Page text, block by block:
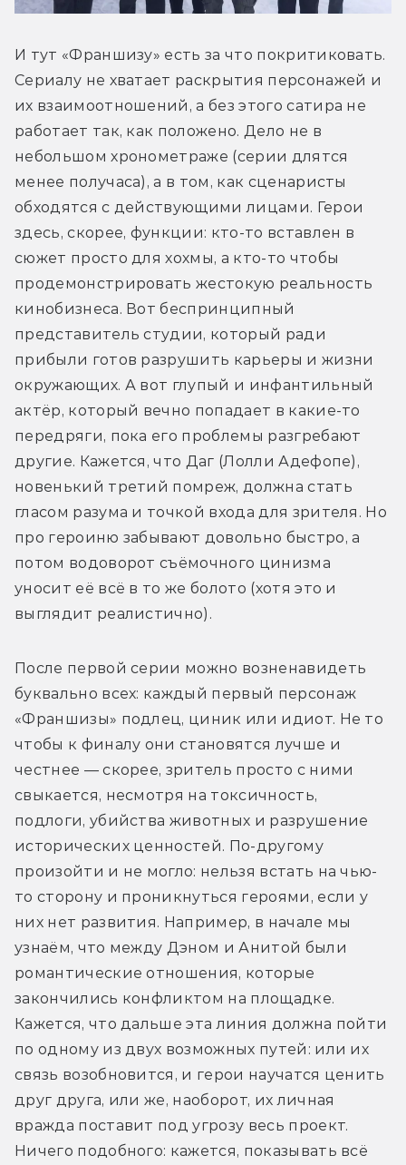
И тут «Франшизу» есть за что покритиковать.
Сериалу не хватает раскрытия персонажей и
их взаимоотношений, а без этого сатира не
работает так, как положено. Дело не в
небольшом хронометраже (серии длятся
менее получаса), а в том, как сценаристы
обходятся с действующими лицами. Герои
здесь, скорее, функции: кто-то вставлен в
сюжет просто для хохмы, а кто-то чтобы
продемонстрировать жестокую реальность
кинобизнеса. Вот беспринципный
представитель студии, который ради
прибыли готов разрушить карьеры и жизни
окружающих. А вот глупый и инфантильный
актёр, который вечно попадает в какие-то
передряги, пока его проблемы разгребают
другие. Кажется, что Даг (Лолли Адефопе),
новенький третий помреж, должна стать
гласом разума и точкой входа для зрителя. Но
про героиню забывают довольно быстро, а
потом водоворот съёмочного цинизма
уносит её всё в то же болото (хотя это и
выглядит реалистично).
После первой серии можно возненавидеть
буквально всех: каждый первый персонаж
«Франшизы» подлец, циник или идиот. Не то
чтобы к финалу они становятся лучше и
честнее — скорее, зритель просто с ними
свыкается, несмотря на токсичность,
подлоги, убийства животных и разрушение
исторических ценностей. По-другому
произойти и не могло: нельзя встать на чью-
то сторону и проникнуться героями, если у
них нет развития. Например, в начале мы
узнаём, что между Дэном и Анитой были
романтические отношения, которые
закончились конфликтом на площадке.
Кажется, что дальше эта линия должна пойти
по одному из двух возможных путей: или их
связь возобновится, и герои научатся ценить
друг друга, или же, наоборот, их личная
вражда поставит под угрозу весь проект.
Ничего подобного: кажется, показывать всё